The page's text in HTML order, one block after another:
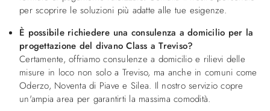
per scoprire le soluzioni più adatte alle tue esigenze.
È possibile richiedere una consulenza a domicilio per la
progettazione del divano Class a Treviso?
Certamente, offriamo consulenze a domicilio e rilievi delle
misure in loco non solo a Treviso, ma anche in comuni come
Oderzo, Noventa di Piave e Silea. Il nostro servizio copre
un'ampia area per garantirti la massima comodità.